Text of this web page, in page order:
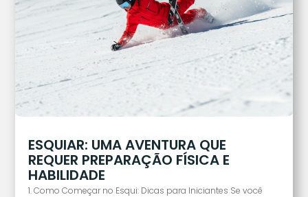
ESQUIAR: UMA AVENTURA QUE
REQUER PREPARAÇÃO FÍSICA E
HABILIDADE
1. Como Começar no Esqui: Dicas para Iniciantes Se você